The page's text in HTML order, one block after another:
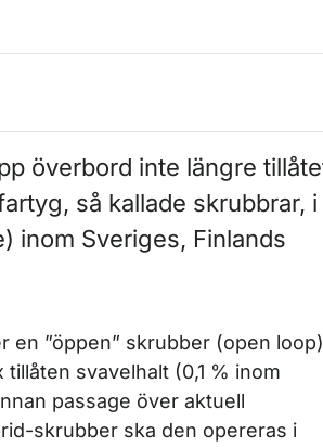
överbord inte längre
så kallade skrubbrar, i
) inom Sveriges, Finlands
en ”öppen” skrubber (open loop)
svavelhalt (0,1 % inom
passage över aktuell
skrubber ska den opereras i